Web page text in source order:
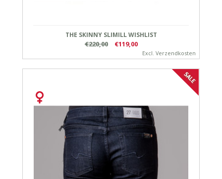
THE SKINNY SLIMILL WISHLIST
€220,00 €119,00
Excl. Verzendkosten